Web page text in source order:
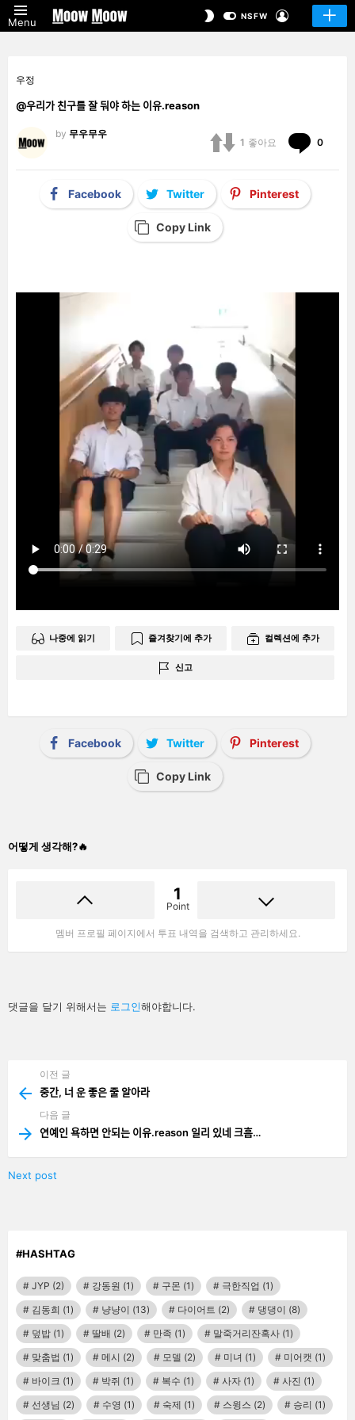
Menu
SWITCHNSFW
우정
@우리가 친구를 잘 둬야 하는 이유.reason
by 무우무우
1 좋아요 0
Facebook Twitter Pinterest
Copy Link
나중에 읽기 즐겨찾기에 추가 컬렉션에 추가
신고
Facebook Twitter Pinterest
Copy Link
어떻게 생각해?🔥
1
Point
멤버 프로필 페이지에서 투표 내역을 검색하고 관리하세요.
답
글
댓글을 달기 위해서는 로그인해야합니다.
more
이전 글
중간, 너 운 좋은 줄 알아라
다음 글
연예인 욕하면 안되는 이유.reason 일리 있네 크흠…
Next post
#HASHTAG
JYP (2) 강동원 (1) 구몬 (1) 극한직업 (1)
김동희 (1) 냥냥이 (13) 다이어트 (2) 댕댕이 (8)
덮밥 (1) 딸배 (2) 만족 (1) 말죽거리잔혹사 (1)
맞춤법 (1) 메시 (2) 모델 (2) 미녀 (1) 미어캣 (1)
바이크 (1) 박쥐 (1) 복수 (1) 사자 (1) 사진 (1)
선생님 (2) 수영 (1) 숙제 (1) 스윙스 (2) 승리 (1)